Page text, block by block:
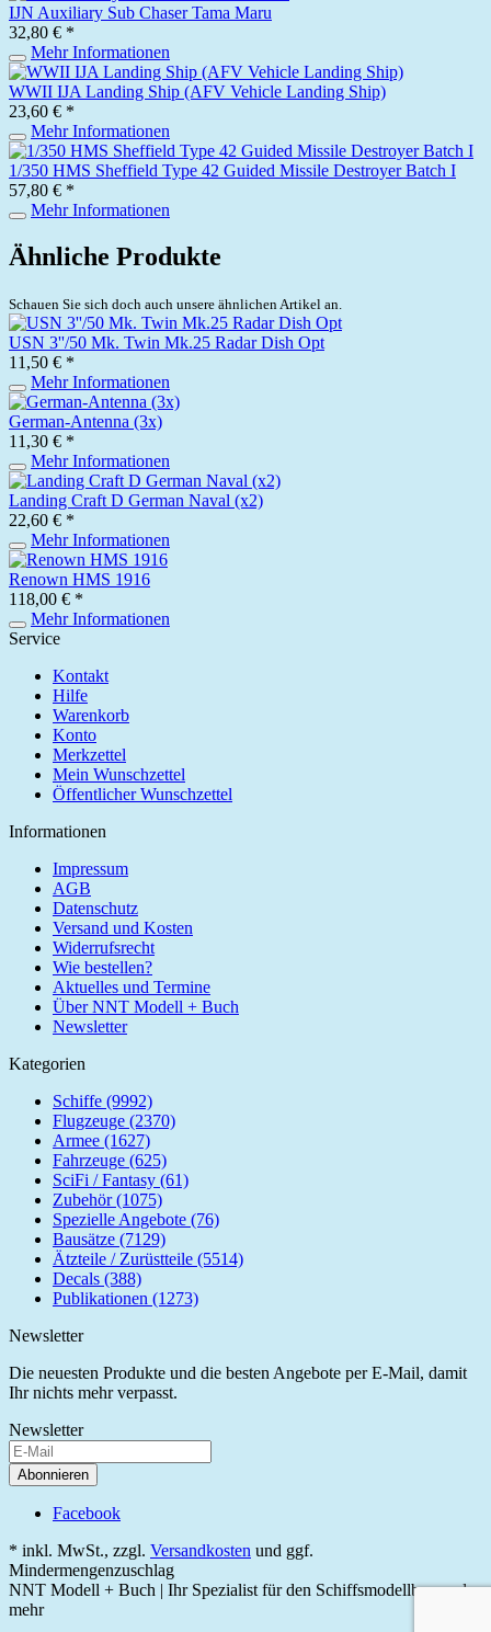
IJN Auxiliary Sub Chaser Tama Maru
32,80 € *
Mehr Informationen
WWII IJA Landing Ship (AFV Vehicle Landing Ship)
23,60 € *
Mehr Informationen
1/350 HMS Sheffield Type 42 Guided Missile Destroyer Batch I
57,80 € *
Mehr Informationen
Ähnliche Produkte
Schauen Sie sich doch auch unsere ähnlichen Artikel an.
USN 3''/50 Mk. Twin Mk.25 Radar Dish Opt
11,50 € *
Mehr Informationen
German-Antenna (3x)
11,30 € *
Mehr Informationen
Landing Craft D German Naval (x2)
22,60 € *
Mehr Informationen
Renown HMS 1916
118,00 € *
Mehr Informationen
Service
Kontakt
Hilfe
Warenkorb
Konto
Merkzettel
Mein Wunschzettel
Öffentlicher Wunschzettel
Informationen
Impressum
AGB
Datenschutz
Versand und Kosten
Widerrufsrecht
Wie bestellen?
Aktuelles und Termine
Über NNT Modell + Buch
Newsletter
Kategorien
Schiffe (9992)
Flugzeuge (2370)
Armee (1627)
Fahrzeuge (625)
SciFi / Fantasy (61)
Zubehör (1075)
Spezielle Angebote (76)
Bausätze (7129)
Ätzteile / Zurüstteile (5514)
Decals (388)
Publikationen (1273)
Newsletter
Die neuesten Produkte und die besten Angebote per E-Mail, damit
Ihr nichts mehr verpasst.
Newsletter
Abonnieren
Facebook
* inkl. MwSt., zzgl. Versandkosten und ggf.
Mindermengenzuschlag
NNT Modell + Buch | Ihr Spezialist für den Schiffsmodellbau und
mehr